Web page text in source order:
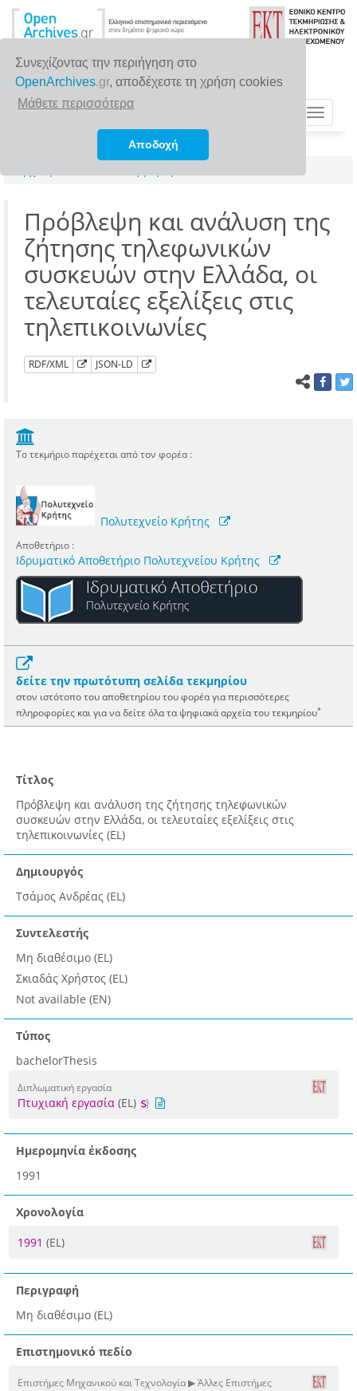
Συνεχίζοντας την περιήγηση στο
OpenArchives.gr, αποδέχεστε τη χρήση cookies
Μάθετε περισσότερα
Αποδοχή
Toggle
Πρόβλεψη και ανάλυση της
ζήτησης τηλεφωνικών
συσκευών στην Ελλάδα, οι
τελευταίες εξελίξεις στις
τηλεπικοινωνίες
RDF/XML JSON-LD
Το τεκμήριο παρέχεται από τον φορέα :
Πολυτεχνείο Κρήτης
Αποθετήριο :
Ιδρυματικό Αποθετήριο Πολυτεχνείου Κρήτης
δείτε την πρωτότυπη σελίδα τεκμηρίου
στον ιστότοπο του αποθετηρίου του φορέα για περισσότερες
πληροφορίες και για να δείτε όλα τα ψηφιακά αρχεία του τεκμηρίου*
Τίτλος
Πρόβλεψη και ανάλυση της ζήτησης τηλεφωνικών
συσκευών στην Ελλάδα, οι τελευταίες εξελίξεις στις
τηλεπικοινωνίες (EL)
Δημιουργός
Τσάμος Ανδρέας (EL)
Συντελεστής
Μη διαθέσιμο (EL)
Σκιαδάς Χρήστος (EL)
Not available (EN)
Τύπος
bachelorThesis
Διπλωματική εργασία
Πτυχιακή εργασία (EL)
Ημερομηνία έκδοσης
1991
Χρονολογία
1991 (EL)
Περιγραφή
Μη διαθέσιμο (EL)
Επιστημονικό πεδίο
Επιστήμες Μηχανικού και Τεχνολογία ▶ Άλλες Επιστήμες